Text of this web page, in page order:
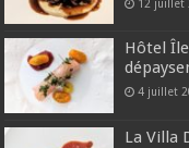
12 juillet
Hôtel
4 juillet
La Villa